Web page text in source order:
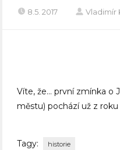
8.5. 2017 Vladimír
Víte, že… první zmínka o
městu) pochází už z roku
Tagy: historie